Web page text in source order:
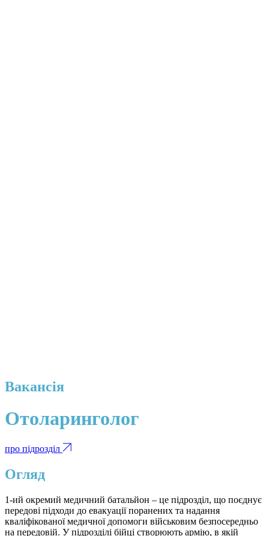
Вакансія
Отоларинголог
про підрозділ
Огляд
1-ий окремий медичний батальйон – це підрозділ, що поєднує
передові підходи до евакуації поранених та надання
кваліфікованої медичної допомоги військовим безпосередньо
на передовій. У підрозділі бійці створюють армію, в якій